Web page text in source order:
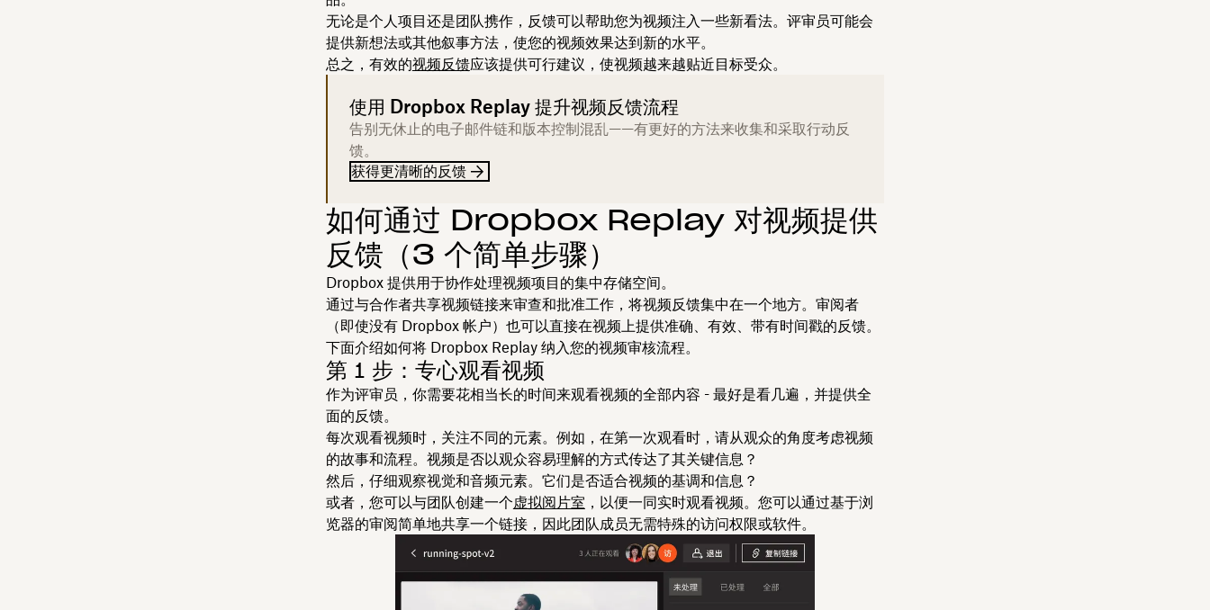
无论是个人项目还是团队携作，反馈可以帮助您为视频注入一些新看法。评审员可能会
提供新想法或其他叙事方法，使您的视频效果达到新的水平。
总之，有效的视频反馈应该提供可行建议，使视频越来越贴近目标受众。
使用 Dropbox Replay 提升视频反馈流程
告别无休止的电子邮件链和版本控制混乱——有更好的方法来收集和采取行动反
馈。
获得更清晰的反馈
如何通过 Dropbox Replay 对视频提供
反馈（3 个简单步骤）
Dropbox 提供用于协作处理视频项目的集中存储空间。
通过与合作者共享视频链接来审查和批准工作，将视频反馈集中在一个地方。审阅者
（即使没有 Dropbox 帐户）也可以直接在视频上提供准确、有效、带有时间戳的反馈。
下面介绍如何将 Dropbox Replay 纳入您的视频审核流程。
第 1 步：专心观看视频
作为评审员，你需要花相当长的时间来观看视频的全部内容 - 最好是看几遍，并提供全
面的反馈。
每次观看视频时，关注不同的元素。例如，在第一次观看时，请从观众的角度考虑视频
的故事和流程。视频是否以观众容易理解的方式传达了其关键信息？
然后，仔细观察视觉和音频元素。它们是否适合视频的基调和信息？
或者，您可以与团队创建一个虚拟阅片室 ，以便一同实时观看视频。您可以通过基于浏
览器的审阅简单地共享一个链接，因此团队成员无需特殊的访问权限或软件。